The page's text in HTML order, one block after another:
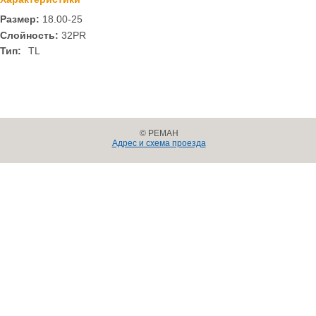
Размер: 18.00-25
Cлойность: 32PR
Тип:
TL
© РЕМАН
Адрес и схема проезда